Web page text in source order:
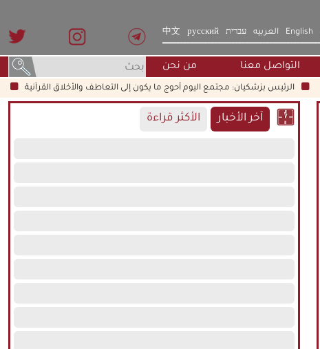
English العربيه עברית русский
中文
التواصل معنا من نحن
2.8 مليون زائر عبروا حدود مهران لحد الان الرئيس بزشكيان: مجتمع اليوم أحوج ما يكون إلى التعاطف والأخلاق القرآنية
آخر الأخبار الأكثر قراءة